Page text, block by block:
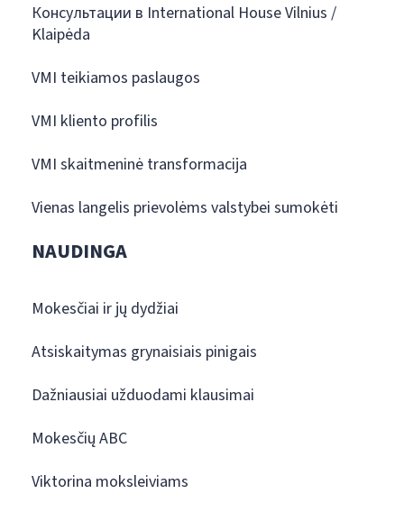
Консультации в International House Vilnius /
Klaipėda
VMI teikiamos paslaugos
VMI kliento profilis
VMI skaitmeninė transformacija
Vienas langelis prievolėms valstybei sumokėti
NAUDINGA
Mokesčiai ir jų dydžiai
Atsiskaitymas grynaisiais pinigais
Dažniausiai užduodami klausimai
Mokesčių ABC
Viktorina moksleiviams